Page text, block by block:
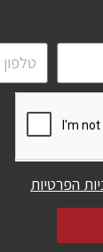
הפרטיות